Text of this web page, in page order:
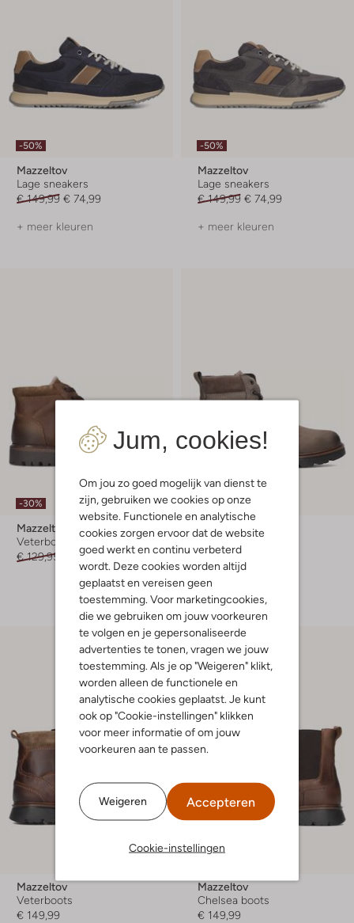
Jum, cookies!
Om jou zo goed mogelijk van dienst te
zijn, gebruiken we cookies op onze
website. Functionele en analytische
cookies zorgen ervoor dat de website
goed werkt en continu verbeterd
wordt. Deze cookies worden altijd
geplaatst en vereisen geen
toestemming. Voor marketingcookies,
die we gebruiken om jouw voorkeuren
te volgen en je gepersonaliseerde
advertenties te tonen, vragen we jouw
toestemming. Als je op "Weigeren" klikt,
worden alleen de functionele en
analytische cookies geplaatst. Je kunt
ook op "Cookie-instellingen" klikken
voor meer informatie of om jouw
voorkeuren aan te passen.
Weigeren Accepteren
Cookie-instellingen
-50%
Mazzeltov
Lage sneakers
€ 149,99 € 74,99
+ meer kleuren
-50%
Mazzeltov
Lage sneakers
€ 149,99 € 74,99
+ meer kleuren
-30%
Mazzeltov
Veterboots
€ 129,95
€ 90,99
Mazzeltov
Veterboots
€ 149,99
+ meer kleuren
Mazzeltov
Veterboots
€ 149,99
Mazzeltov
Chelsea boots
€ 149,99